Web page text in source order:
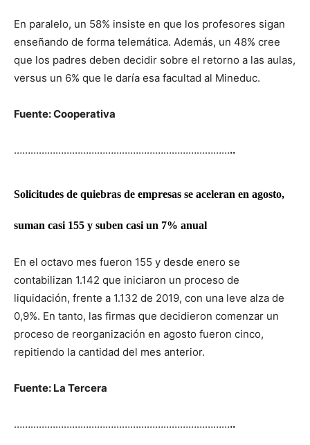
En paralelo, un 58% insiste en que los profesores sigan
enseñando de forma telemática. Además, un 48% cree
que los padres deben decidir sobre el retorno a las aulas,
versus un 6% que le daría esa facultad al Mineduc.
Fuente: Cooperativa
……………………………………………………………………..
Solicitudes de quiebras de empresas se aceleran en agosto,
suman casi 155 y suben casi un 7% anual
En el octavo mes fueron 155 y desde enero se
contabilizan 1.142 que iniciaron un proceso de
liquidación, frente a 1.132 de 2019, con una leve alza de
0,9%. En tanto, las firmas que decidieron comenzar un
proceso de reorganización en agosto fueron cinco,
repitiendo la cantidad del mes anterior.
Fuente: La Tercera
……………………………………………………………………..